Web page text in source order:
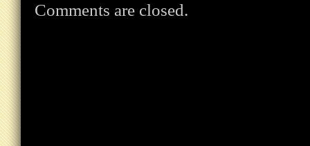
Comments are closed.